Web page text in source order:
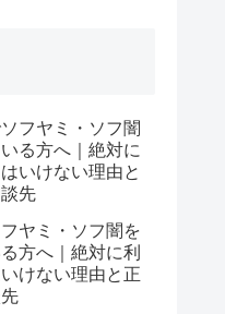
フヤミ・ソフ闇
る方へ｜絶対に
いけない理由と
先
ヤミ・ソフ闇を
方へ｜絶対に利
けない理由と正